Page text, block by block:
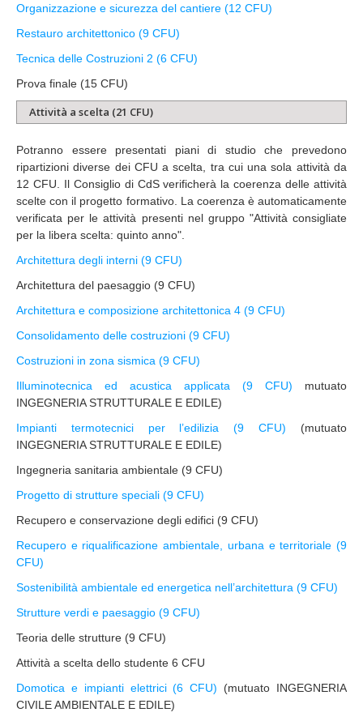
Organizzazione e sicurezza del cantiere (12 CFU)
Restauro architettonico (9 CFU)
Tecnica delle Costruzioni 2 (6 CFU)
Prova finale (15 CFU)
Attività a scelta (21 CFU)
Potranno essere presentati piani di studio che prevedono
ripartizioni diverse dei CFU a scelta, tra cui una sola attività da
12 CFU. Il Consiglio di CdS verificherà la coerenza delle attività
scelte con il progetto formativo. La coerenza è automaticamente
verificata per le attività presenti nel gruppo "Attività consigliate
per la libera scelta: quinto anno".
Architettura degli interni (9 CFU)
Architettura del paesaggio (9 CFU)
Architettura e composizione architettonica 4 (9 CFU)
Consolidamento delle costruzioni (9 CFU)
Costruzioni in zona sismica (9 CFU)
Illuminotecnica ed acustica applicata (9 CFU) mutuato
INGEGNERIA STRUTTURALE E EDILE)
Impianti termotecnici per l’edilizia (9 CFU) (mutuato
INGEGNERIA STRUTTURALE E EDILE)
Ingegneria sanitaria ambientale (9 CFU)
Progetto di strutture speciali (9 CFU)
Recupero e conservazione degli edifici (9 CFU)
Recupero e riqualificazione ambientale, urbana e territoriale (9
CFU)
Sostenibilità ambientale ed energetica nell’architettura (9 CFU)
Strutture verdi e paesaggio (9 CFU)
Teoria delle strutture (9 CFU)
Attività a scelta dello studente 6 CFU
Domotica e impianti elettrici (6 CFU) (mutuato INGEGNERIA
CIVILE AMBIENTALE E EDILE)